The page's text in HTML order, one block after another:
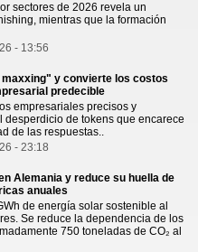
sectores de 2026 revela un
mientras que la formación
- 13:56
y convierte los costos
predecible
empresariales precisos y
de tokens que encarece
de las respuestas..
- 23:18
Alemania y reduce su huella de
anuales
de energía solar sostenible al
Se reduce la dependencia de los
750 toneladas de CO₂ al